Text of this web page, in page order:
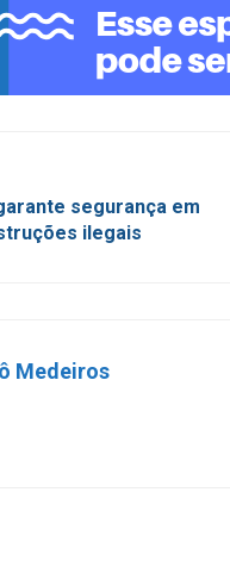
segurança em
ilegais
Medeiros